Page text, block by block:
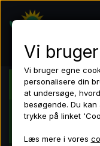
Dansk butik -
Tilmeld dig
Vi
Vi bruger egne
personalisere din
at undersøge,
besøgende. Du
trykke på linket
Læs mere i vores